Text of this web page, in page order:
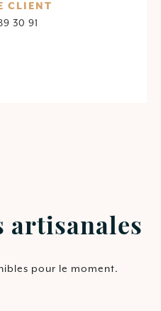
CLIENT
30 91
artisanales
pour le moment.